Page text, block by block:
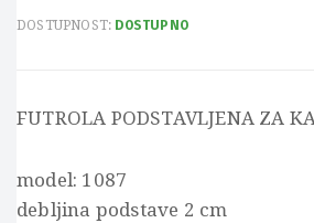
DOSTUPNOST: DOSTUPNO
FUTROLA PODSTAVLJENA ZA
model: 1087
debljina podstave 2 cm